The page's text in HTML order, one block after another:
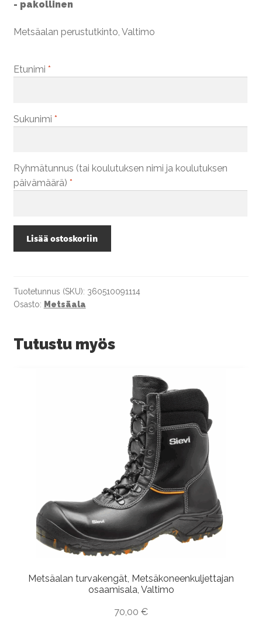
- pakollinen
Metsäalan perustutkinto, Valtimo
Etunimi *
Sukunimi *
Ryhmätunnus (tai koulutuksen nimi ja koulutuksen
päivämäärä) *
Relaskooppi
Valtimo
määrä
Lisää ostoskoriin
Tuotetunnus (SKU): 360510091114
Osasto: Metsäala
Tutustu myös
Metsäalan turvakengät, Metsäkoneenkuljettajan
osaamisala, Valtimo
70,00 €